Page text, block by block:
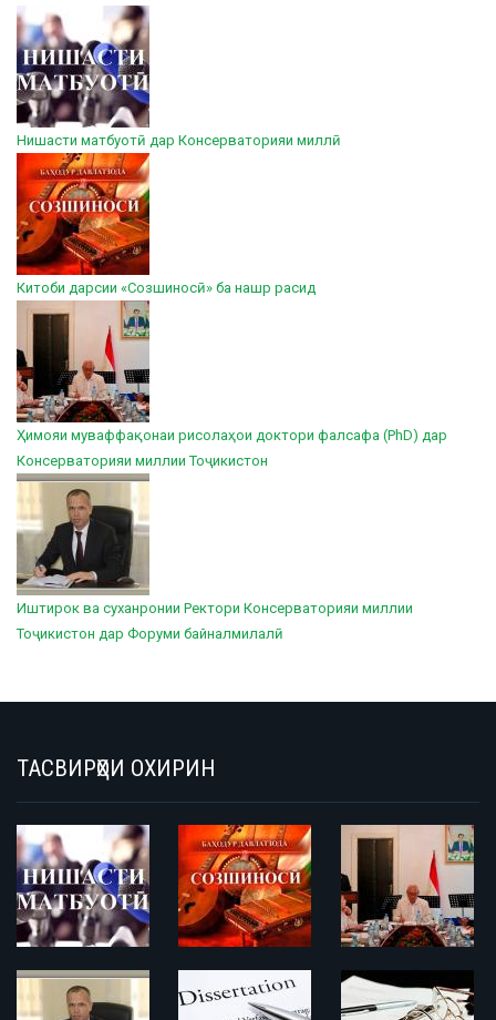
Нишасти матбуотӣ дар Консерваторияи миллӣ
Китоби дарсии «Созшиносӣ» ба нашр расид
Ҳимояи муваффақонаи рисолаҳои доктори фалсафа (PhD) дар
Консерваторияи миллии Тоҷикистон
Иштирок ва суханронии Ректори Консерваторияи миллии
Тоҷикистон дар Форуми байналмилалӣ
ТАСВИРҲОИ ОХИРИН